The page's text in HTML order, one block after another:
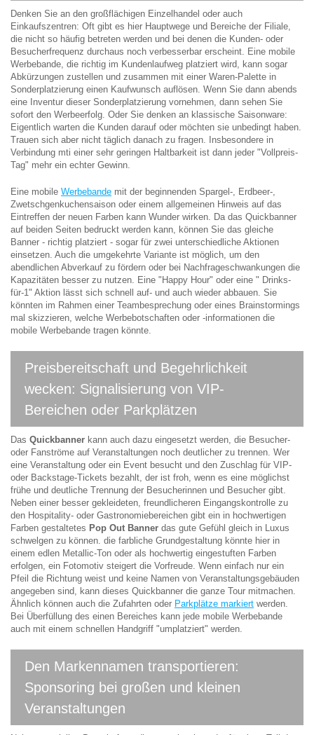
Denken Sie an den großflächigen Einzelhandel oder auch
Einkaufszentren: Oft gibt es hier Hauptwege und Bereiche der Filiale,
die nicht so häufig betreten werden und bei denen die Kunden- oder
Besucherfrequenz durchaus noch verbesserbar erscheint. Eine mobile
Werbebande, die richtig im Kundenlaufweg platziert wird, kann sogar
Abkürzungen zustellen und zusammen mit einer Waren-Palette in
Sonderplatzierung einen Kaufwunsch auflösen. Wenn Sie dann abends
eine Inventur dieser Sonderplatzierung vornehmen, dann sehen Sie
sofort den Werbeerfolg. Oder Sie denken an klassische Saisonware:
Eigentlich warten die Kunden darauf oder möchten sie unbedingt haben.
Trauen sich aber nicht täglich danach zu fragen. Insbesondere in
Verbindung mti einer sehr geringen Haltbarkeit ist dann jeder "Vollpreis-
Tag" mehr ein echter Gewinn.
Eine mobile Werbebande mit der beginnenden Spargel-, Erdbeer-,
Zwetschgenkuchensaison oder einem allgemeinen Hinweis auf das
Eintreffen der neuen Farben kann Wunder wirken. Da das Quickbanner
auf beiden Seiten bedruckt werden kann, können Sie das gleiche
Banner - richtig platziert - sogar für zwei unterschiedliche Aktionen
einsetzen. Auch die umgekehrte Variante ist möglich, um den
abendlichen Abverkauf zu fördern oder bei Nachfrageschwankungen die
Kapazitäten besser zu nutzen. Eine "Happy Hour" oder eine " Drinks-
für-1" Aktion lässt sich schnell auf- und auch wieder abbauen. Sie
könnten im Rahmen einer Teambesprechung oder eines Brainstormings
mal skizzieren, welche Werbebotschaften oder -informationen die
mobile Werbebande tragen könnte.
Preisbereitschaft und Begehrlichkeit
wecken: Signalisierung von VIP-
Bereichen oder Parkplätzen
Das Quickbanner kann auch dazu eingesetzt werden, die Besucher-
oder Fanströme auf Veranstaltungen noch deutlicher zu trennen. Wer
eine Veranstaltung oder ein Event besucht und den Zuschlag für VIP-
oder Backstage-Tickets bezahlt, der ist froh, wenn es eine möglichst
frühe und deutliche Trennung der Besucherinnen und Besucher gibt.
Neben einer besser gekleideten, freundlicheren Eingangskontrolle zu
den Hospitality- oder Gastronomiebereichen gibt ein in hochwertigen
Farben gestaltetes Pop Out Banner das gute Gefühl gleich in Luxus
schwelgen zu können. die farbliche Grundgestaltung könnte hier in
einem edlen Metallic-Ton oder als hochwertig eingestuften Farben
erfolgen, ein Fotomotiv steigert die Vorfreude. Wenn einfach nur ein
Pfeil die Richtung weist und keine Namen von Veranstaltungsgebäuden
angegeben sind, kann dieses Quickbanner die ganze Tour mitmachen.
Ähnlich können auch die Zufahrten oder Parkplätze markiert werden.
Bei Überfüllung des einen Bereiches kann jede mobile Werbebande
auch mit einem schnellen Handgriff "umplatziert" werden.
Den Markennamen transportieren:
Sponsoring bei großen und kleinen
Veranstaltungen